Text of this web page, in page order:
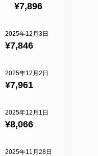
¥7,896
¥7,846
2025年12月3日
¥7,961
2025年12月2日
¥8,066
2025年12月1日
2025年11月28日